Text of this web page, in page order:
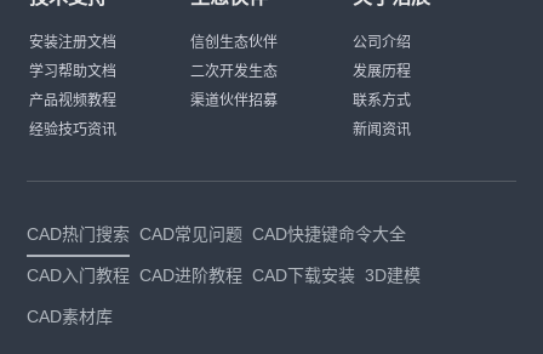
安装注册文档
学习帮助文档
产品视频教程
经验技巧资讯
信创生态伙伴
二次开发生态
渠道伙伴招募
公司介绍
发展历程
联系方式
新闻资讯
CAD热门搜索 CAD常见问题 CAD快捷键命令大全
CAD入门教程 CAD进阶教程 CAD下载安装 3D建模
CAD素材库